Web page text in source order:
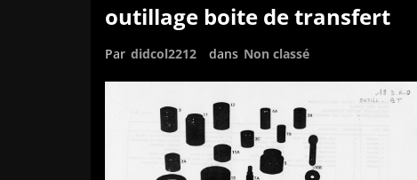
outillage boite de transfert
Par didcol2212 dans Non classé